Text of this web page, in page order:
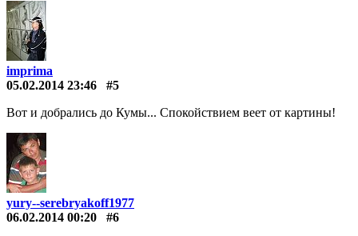
imprima
05.02.2014 23:46
#5
Вот и добрались до Кумы... Спокойствием веет от картины!
yury--serebryakoff1977
06.02.2014 00:20
#6